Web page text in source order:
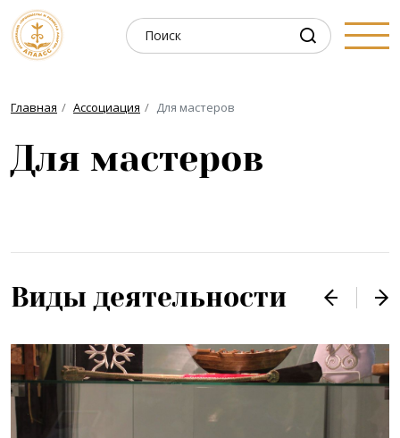
Главная Ассоциация Для мастеров
Для мастеров
Виды деятельности